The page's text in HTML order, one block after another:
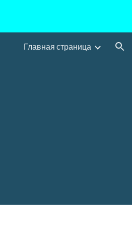
Главная страница